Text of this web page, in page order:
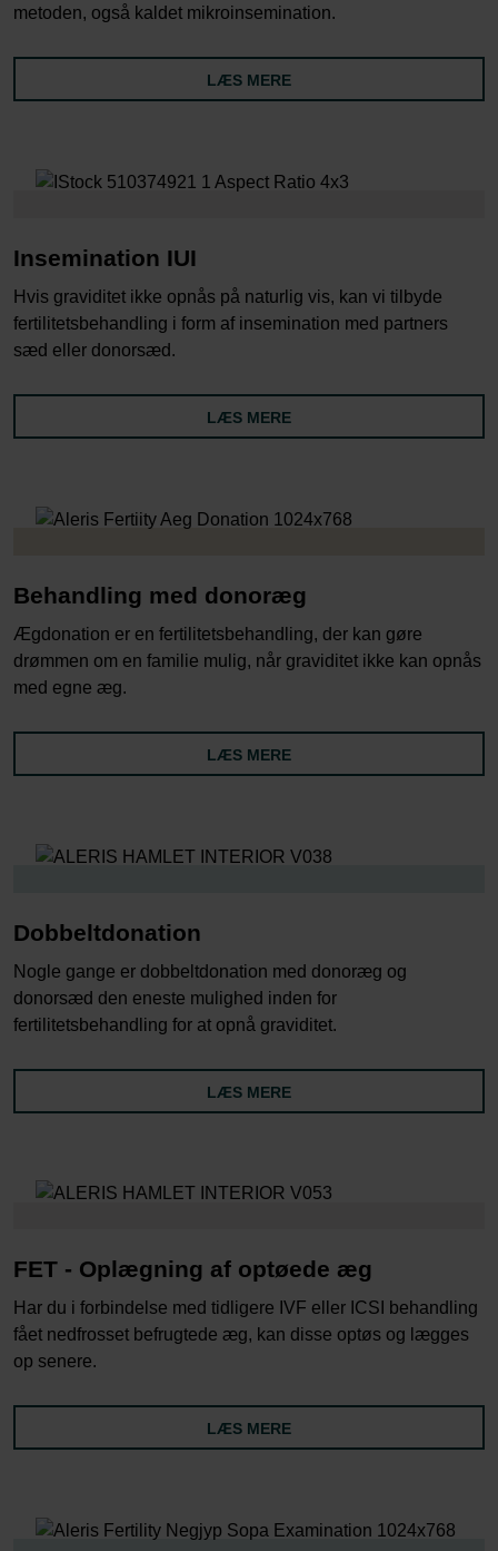
metoden, også kaldet mikroinsemination.
LÆS MERE
Insemination IUI
Hvis graviditet ikke opnås på naturlig vis, kan vi tilbyde
fertilitetsbehandling i form af insemination med partners
sæd eller donorsæd.
LÆS MERE
Behandling med donoræg
Ægdonation er en fertilitetsbehandling, der kan gøre
drømmen om en familie mulig, når graviditet ikke kan opnås
med egne æg.
LÆS MERE
Dobbeltdonation
Nogle gange er dobbeltdonation med donoræg og
donorsæd den eneste mulighed inden for
fertilitetsbehandling for at opnå graviditet.
LÆS MERE
FET - Oplægning af optøede æg
Har du i forbindelse med tidligere IVF eller ICSI behandling
fået nedfrosset befrugtede æg, kan disse optøs og lægges
op senere.
LÆS MERE